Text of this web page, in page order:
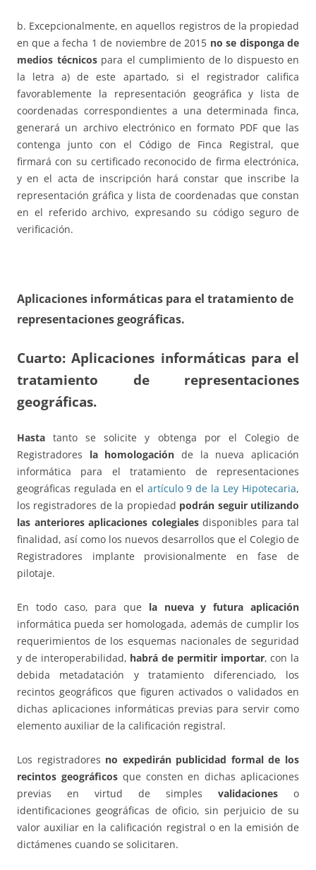
b. Excepcionalmente, en aquellos registros de la propiedad
en que a fecha 1 de noviembre de 2015 no se disponga de
medios técnicospara el cumplimiento de lo dispuesto en
la letra a) de este apartado, si el registrador califica
favorablemente la representación geográfica y lista de
coordenadas correspondientes a una determinada finca,
generará un archivo electrónico en formato PDF que las
contenga junto con el Código de Finca Registral, que
firmará con su certificado reconocido de firma electrónica,
y en el acta de inscripción hará constar que inscribe la
representación gráfica y lista de coordenadas que constan
en el referido archivo, expresando su código seguro de
verificación.
Aplicaciones informáticas para el tratamiento de
representaciones geográficas.
Cuarto: Aplicaciones informáticas para el
tratamiento de representaciones
geográficas.
Hasta tanto se solicite y obtenga por el Colegio de
Registradores la homologación de la nueva aplicación
informática para el tratamiento de representaciones
geográficas regulada en el artículo 9 de la Ley Hipotecaria,
los registradores de la propiedad podrán seguir utilizando
las anteriores aplicaciones colegialesdisponibles para tal
finalidad, así como los nuevos desarrollos que el Colegio de
Registradores implante provisionalmente en fase de
pilotaje.
En todo caso, para que la nueva y futura aplicación
informática pueda ser homologada, además de cumplir los
requerimientos de los esquemas nacionales de seguridad
y de interoperabilidad, habrá de permitir importar, con la
debida metadatación y tratamiento diferenciado, los
recintos geográficos que figuren activados o validados en
dichas aplicaciones informáticas previas para servir como
elemento auxiliar de la calificación registral.
Los registradores no expedirán publicidad formal de los
recintos geográficosque consten en dichas aplicaciones
previas en virtud de simples validaciones o
identificaciones geográficas de oficio, sin perjuicio de su
valor auxiliar en la calificación registral o en la emisión de
dictámenes cuando se solicitaren.